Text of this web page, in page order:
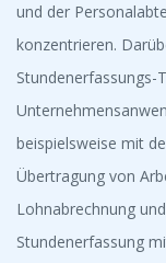
und der
konzentrieren.
Stundenerfassungs-
beispielsweise mit
Übertragung von
Lohnabrechnung
Stundenerfassung